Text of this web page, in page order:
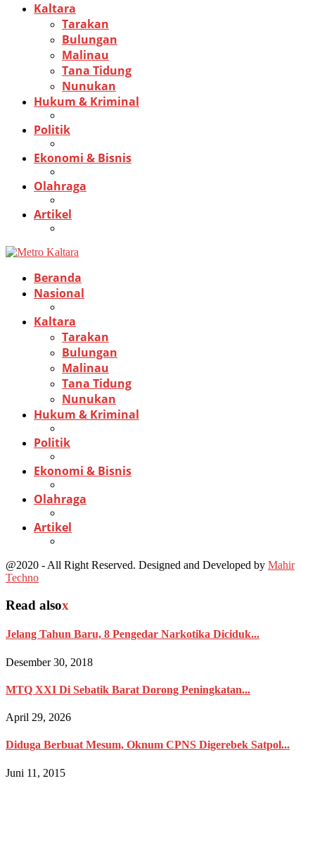
Kaltara
Tarakan
Bulungan
Malinau
Tana Tidung
Nunukan
Hukum & Kriminal
Politik
Ekonomi & Bisnis
Olahraga
Artikel
Beranda
Nasional
Kaltara
Tarakan
Bulungan
Malinau
Tana Tidung
Nunukan
Hukum & Kriminal
Politik
Ekonomi & Bisnis
Olahraga
Artikel
@2020 - All Right Reserved. Designed and Developed by Mahir
Techno
Read alsox
Jelang Tahun Baru, 8 Pengedar Narkotika Diciduk...
Desember 30, 2018
MTQ XXI Di Sebatik Barat Dorong Peningkatan...
April 29, 2026
Diduga Berbuat Mesum, Oknum CPNS Digerebek Satpol...
Juni 11, 2015